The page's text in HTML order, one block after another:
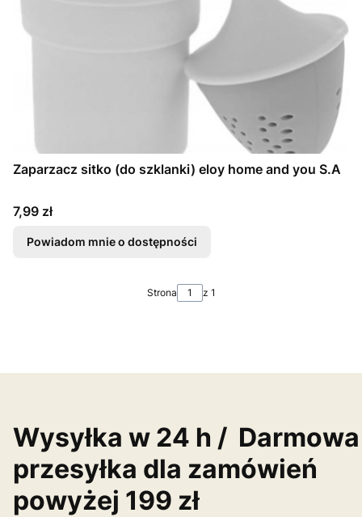
Zaparzacz sitko (do szklanki) eloy home and you S.A
Cena
7,99 zł
Powiadom mnie o dostępności
Strona z 1
Wysyłka w 24 h / Darmowa
przesyłka dla zamówień
powyżej 199 zł